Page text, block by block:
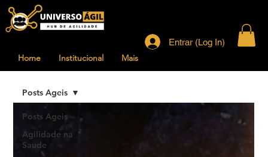
Home Institucional Mais
Entrar (Log In)
Posts Ageis
Agilidade na
Saude
Posts Ageis